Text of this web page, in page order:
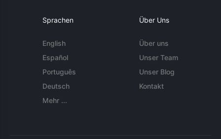
Sprachen
English
Español
Português
Deutsch
Mehr ...
Über Uns
Über uns
Unser Team
Unser Blog
Kontakt